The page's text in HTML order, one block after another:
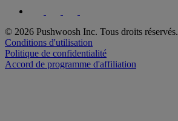
© 2026 Pushwoosh Inc. Tous droits réservés.
Conditions d'utilisation
Politique de confidentialité
Accord de programme d'affiliation